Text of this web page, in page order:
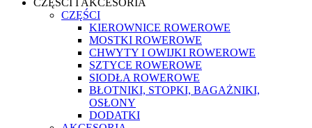
CZĘŚCI I AKCESORIA
CZĘŚCI
KIEROWNICE ROWEROWE
MOSTKI ROWEROWE
CHWYTY I OWIJKI ROWEROWE
SZTYCE ROWEROWE
SIODŁA ROWEROWE
BŁOTNIKI, STOPKI, BAGAŻNIKI,
OSŁONY
DODATKI